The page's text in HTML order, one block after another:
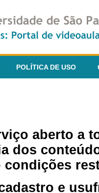
POLÍTICA DE USO
aberto a
dos
e